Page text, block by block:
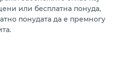
или бесплатна понуда,
понудата да е премногу